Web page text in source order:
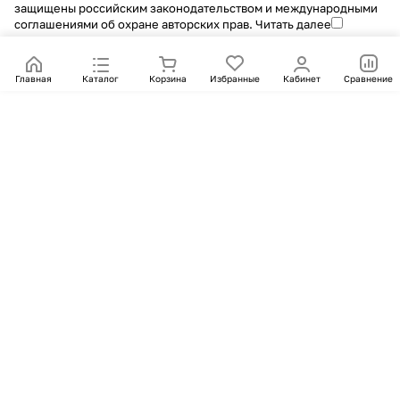
Главная Каталог Корзина Избранные Кабинет Сравнение
защищены российским законодательством и международными
соглашениями об охране авторских прав. Читать далее